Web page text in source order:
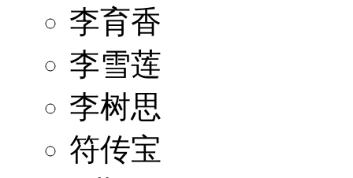
李育香
李雪莲
李树思
符传宝